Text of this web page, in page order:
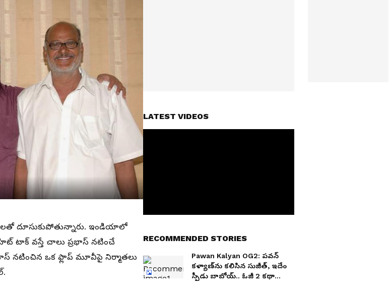
దూసుకుపోతున్నారు. ఇండియాలో
హిట్ టాక్ వస్తే చాలు ప్రభాస్ నటించే
నటించిన ఒక ఫ్లాప్ మూవీపై నిర్మాతలు
LATEST VIDEOS
RECOMMENDED STORIES
Pawan Kalyan OG2: పవన్
కళ్యాణ్‌ను కలిసిన సుజీత్, ఇదేం
స్పీడు బాబోయ్.. ఓజీ 2 కథా